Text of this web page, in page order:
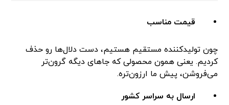
قیمت مناسب
چون تولیدکننده مستقیم هستیم، دست دلال‌ها رو حذف
کردیم. یعنی همون محصولی که جاهای دیگه گرون‌تر
می‌فروشن، پیش ما ارزون‌تره.
ارسال به سراسر کشور